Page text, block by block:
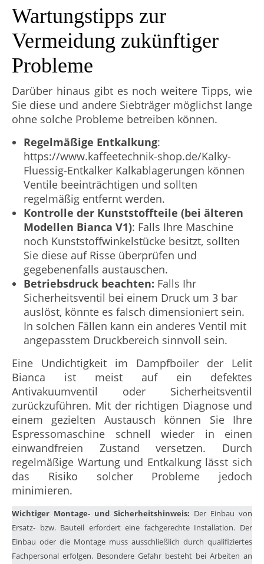
Wartungstipps zur
Vermeidung zukünftiger
Probleme
Darüber hinaus gibt es noch weitere Tipps, wie
Sie diese und andere Siebträger möglichst lange
ohne solche Probleme betreiben können.
Regelmäßige Entkalkung:
https://www.kaffeetechnik-shop.de/Kalky-
Fluessig-Entkalker Kalkablagerungen können
Ventile beeinträchtigen und sollten
regelmäßig entfernt werden.
Kontrolle der Kunststoffteile (bei älteren
Modellen Bianca V1): Falls Ihre Maschine
noch Kunststoffwinkelstücke besitzt, sollten
Sie diese auf Risse überprüfen und
gegebenenfalls austauschen.
Betriebsdruck beachten: Falls Ihr
Sicherheitsventil bei einem Druck um 3 bar
auslöst, könnte es falsch dimensioniert sein.
In solchen Fällen kann ein anderes Ventil mit
angepasstem Druckbereich sinnvoll sein.
Eine Undichtigkeit im Dampfboiler der Lelit
Bianca ist meist auf ein defektes
Antivakuumventil oder Sicherheitsventil
zurückzuführen. Mit der richtigen Diagnose und
einem gezielten Austausch können Sie Ihre
Espressomaschine schnell wieder in einen
einwandfreien Zustand versetzen. Durch
regelmäßige Wartung und Entkalkung lässt sich
das Risiko solcher Probleme jedoch
minimieren.
Wichtiger Montage- und Sicherheitshinweis: Der Einbau von
Ersatz- bzw. Bauteil erfordert eine fachgerechte Installation. Der
Einbau oder die Montage muss ausschließlich durch qualifiziertes
Fachpersonal erfolgen. Besondere Gefahr besteht bei Arbeiten an